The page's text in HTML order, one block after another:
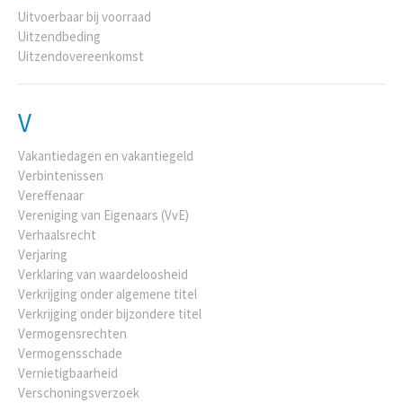
Uitvoerbaar bij voorraad
Uitzendbeding
Uitzendovereenkomst
V
Vakantiedagen en vakantiegeld
Verbintenissen
Vereffenaar
Vereniging van Eigenaars (VvE)
Verhaalsrecht
Verjaring
Verklaring van waardeloosheid
Verkrijging onder algemene titel
Verkrijging onder bijzondere titel
Vermogensrechten
Vermogensschade
Vernietigbaarheid
Verschoningsverzoek